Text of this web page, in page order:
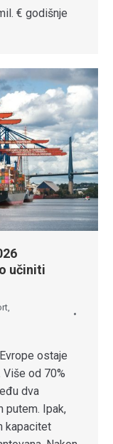
€ godišnje
učiniti
,
ostaje
od 70%
dva
putem. Ipak,
kapacitet